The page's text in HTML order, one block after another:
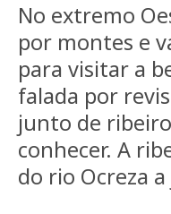
No extremo
por montes e
para visitar a
falada por
junto de
conhecer. A
do rio Ocreza